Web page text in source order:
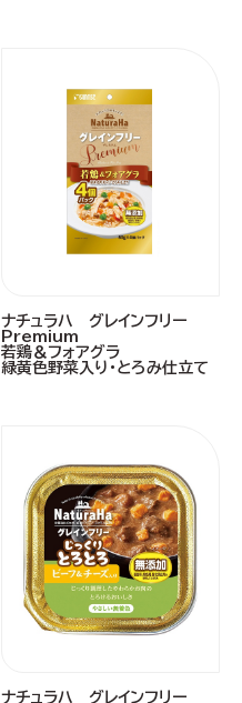
ナチュラハ グレインフリー
Premium
若鶏＆フォアグラ
緑黄色野菜入り・とろみ仕立て
ナチュラハ グレインフリー